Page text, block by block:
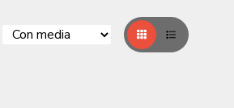
GrigliaTable